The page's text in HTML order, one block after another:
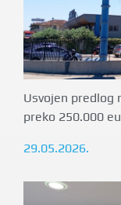
Usvojen predlog
preko 250.000
29.05.2026.